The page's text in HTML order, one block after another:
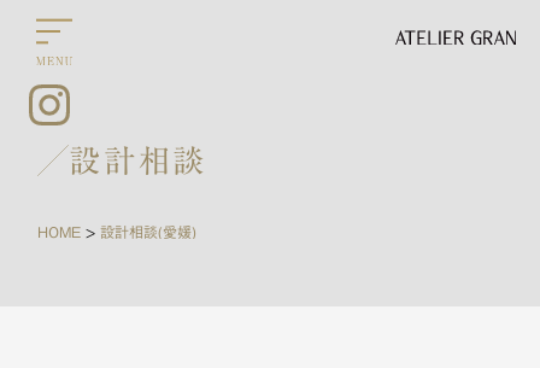
設計相談
HOME >設計相談(愛媛)